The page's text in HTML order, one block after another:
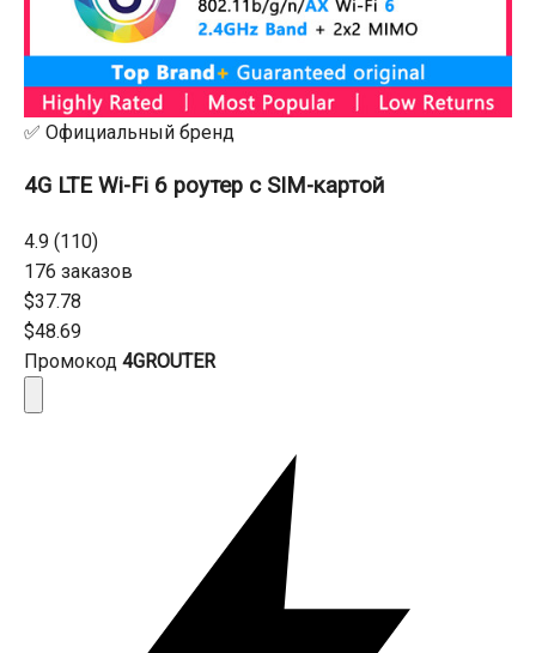
✅ Официальный бренд
4G LTE Wi-Fi 6 роутер с SIM-картой
4.9 (110)
176 заказов
$37.78
$48.69
Промокод 4GROUTER